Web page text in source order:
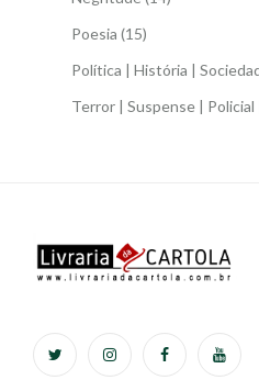
Poesia (15)
Política | História |
Terror | Suspense |